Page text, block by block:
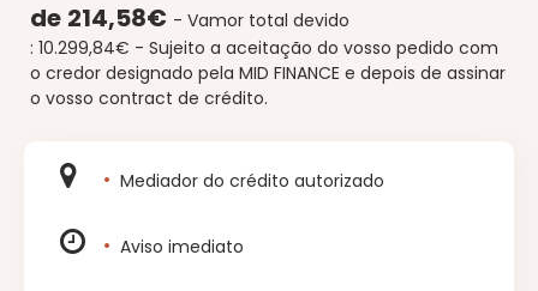
de 214,58€ - Vamor total devido
: 10.299,84€ - Sujeito a aceitação do vosso pedido com
o credor designado pela MID FINANCE e depois de assinar
o vosso contract de crédito.
Mediador do crédito autorizado
Aviso imediato